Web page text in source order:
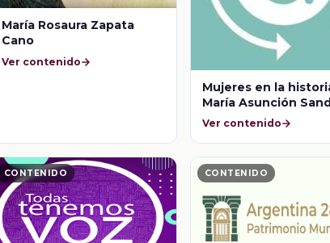
María Rosaura Zapata
Cano
Ver contenido
Mujeres en la
María Asunción
Ver contenido
CONTENIDO CONTENIDO